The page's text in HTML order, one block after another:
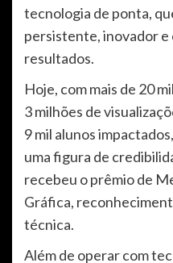
tecnologia de ponta,
persistente, inovador
resultados.
Hoje, com mais de 20
3 milhões de
9 mil alunos
uma figura de
recebeu o prêmio de
Gráfica,
técnica.
Além de operar com